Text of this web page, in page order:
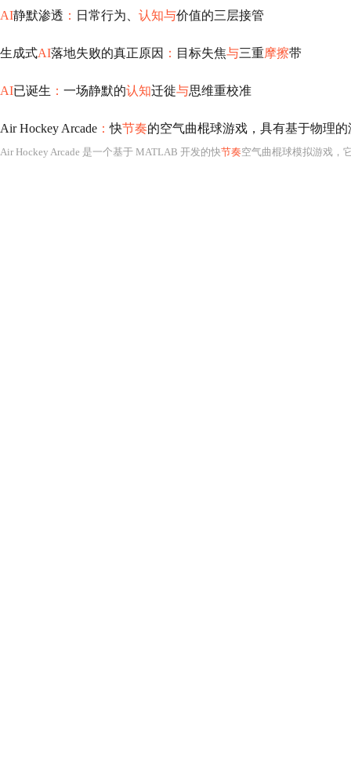
AI静默渗透 ： 日常行为、 认知与价值的三层接管
生成式AI落地失败的真正原因 ： 目标失焦与三重摩擦带
AI已诞生 ： 一场静默的认知迁徙与思维重校准
Air Hockey Arcade ：快节奏的空气曲棍球游戏，具有基于物理
Air Hockey Arcade 是一个基于 MATLAB 开发的快节奏空气曲棍球模拟游戏，它不仅